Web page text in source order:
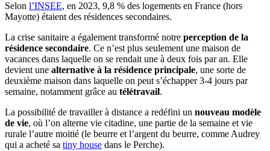
Selon l’INSEE, en 2023, 9,8 % des logements en France (hors
Mayotte) étaient des résidences secondaires.
La crise sanitaire a également transformé notre perception de la
résidence secondaire. Ce n’est plus seulement une maison de
vacances dans laquelle on se rendait une à deux fois par an. Elle
devient une alternative à la résidence principale, une sorte de
deuxième maison dans laquelle on peut s’échapper 3-4 jours par
semaine, notamment grâce au télétravail.
La possibilité de travailler à distance a redéfini un nouveau modèle
de vie, où l’on alterne vie citadine, une partie de la semaine et vie
rurale l’autre moitié (le beurre et l’argent du beurre, comme Audrey
qui a acheté sa tiny house dans le Perche).